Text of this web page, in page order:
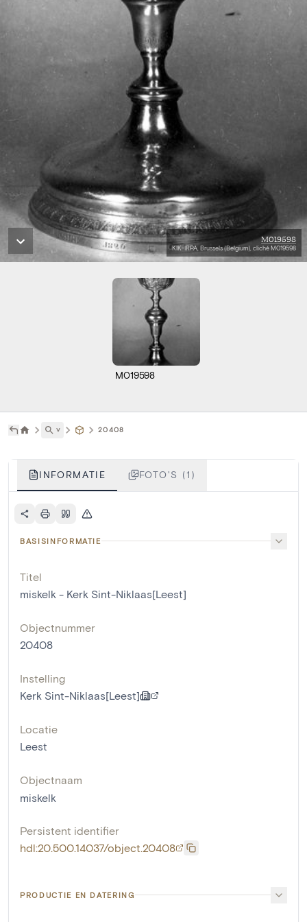
M019598
KIK-IRPA, Brussels (Belgium), cliché M019598
M019598
˅ 20408
INFORMATIE FOTO'S (1)
BASISINFORMATIE
Titel
miskelk - Kerk Sint-Niklaas[Leest]
Objectnummer
20408
Instelling
Kerk Sint-Niklaas[Leest]
Locatie
Leest
Objectnaam
miskelk
Persistent identifier
hdl:20.500.14037/object.20408
PRODUCTIE EN DATERING